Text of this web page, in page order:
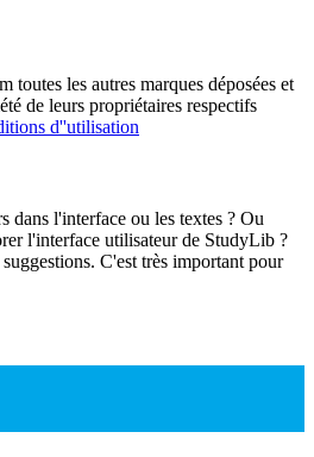
les autres marques déposées et
de leurs propriétaires respectifs
d''utilisation
dans l'interface ou les textes ? Ou
l'interface utilisateur de StudyLib ?
C'est très important pour